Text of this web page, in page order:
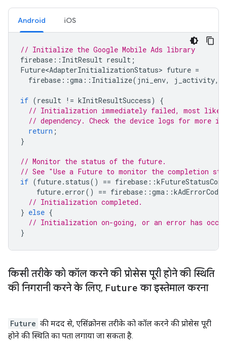
Android iOS
// Initialize the Google Mobile Ads library
firebase :: InitResult result ;
Future<AdapterInitializationStatus> future =
firebase ::gma :: Initialize( jni_env, j_activity,
if (result != kInitResultSuccess)
{
// Initialization immediately failed, most likely
// dependency. Check the device logs for more
return ;
}
// Monitor the status of the future.
// See "Use a Future to monitor the completion
if (future. status() == firebase ::
future. error() == firebase ::gma ::
// Initialization completed.
} else {
// Initialization on-going, or an error has
}
किसी तरीके को कॉल करने की प्रोसेस पूरी होने की स्थिति
की निगरानी करने के लिए, Future का इस्तेमाल करना
Future की मदद से, एसिंक्रोनस तरीके को कॉल करने की प्रोसेस पूरी
होने की स्थिति का पता लगाया जा सकता है.